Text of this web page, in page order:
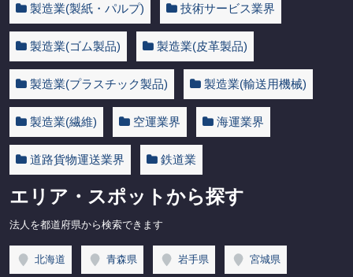
製造業(製紙・パルプ) 技術サービス業界
製造業(ゴム製品) 製造業(皮革製品)
製造業(プラスチック製品) 製造業(輸送用機械)
製造業(繊維) 空運業界 海運業界
道路貨物運送業界 鉄道業
エリア・スポットから探す
法人を都道府県から検索できます
北海道 青森県 岩手県 宮城県